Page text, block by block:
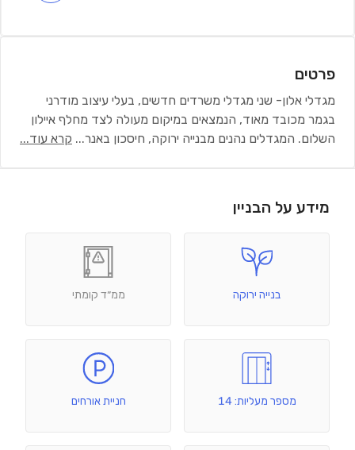
פרטים
מגדלי אלון- שני מגדלי משרדים חדשים, בעלי עיצוב מודרני
בגמר מכובד מאוד, הנמצאים במיקום מעולה לצד מחלף איילון
השלום. המגדלים נהנים מבנייה ירוקה, חיסכון באנר... קרא עוד...
מידע על הבניין
בנייה ירוקה ממ״ד קומתי
מספר מעליות: 14 חניית אורחים